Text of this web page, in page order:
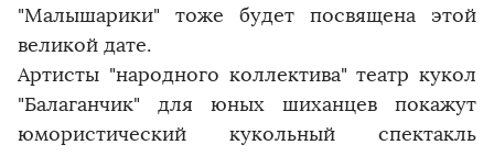
"Малышарики" тоже будет посвящена этой
великой дате.
Артисты "народного коллектива" театр кукол
"Балаганчик" для юных шиханцев покажут
юмористический кукольный спектакль